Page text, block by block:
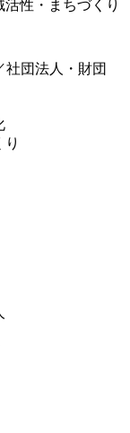
性・まちづくり
社団法人・財団